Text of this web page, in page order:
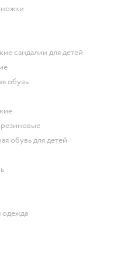
сандалии для детей
обувь
резиновые
обувь для детей
одежда